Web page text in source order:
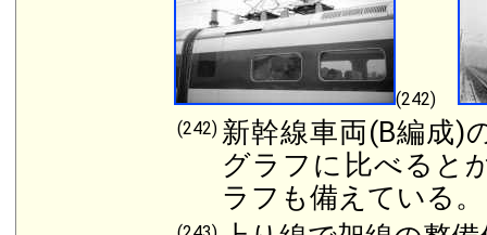
(242)
(242) 新幹線車両(B編成)
グラフに比べると
ラフも備えている